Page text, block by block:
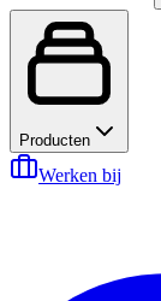
Producten
Werken bij